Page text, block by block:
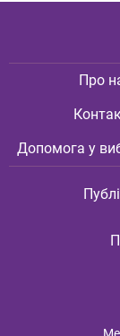
Про
Допомога у